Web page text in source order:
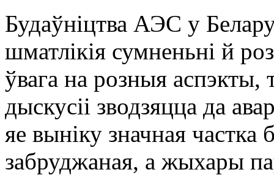
Будаўніцтва АЭС у
шматлікія сумненьні й
ўвага на розныя аспэкты,
дыскусіі зводзяцца да
яе выніку значная
забруджаная, а жыхары